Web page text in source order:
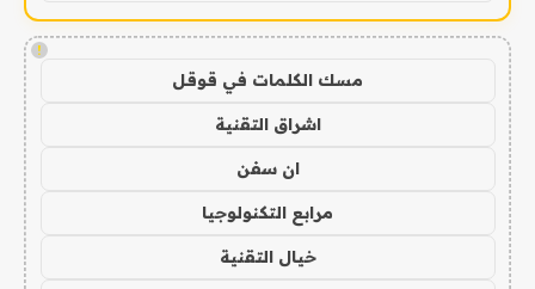
!
مسك الكلمات في قوقل
اشراق التقنية
ان سفن
مرابع التكنولوجيا
خيال التقنية